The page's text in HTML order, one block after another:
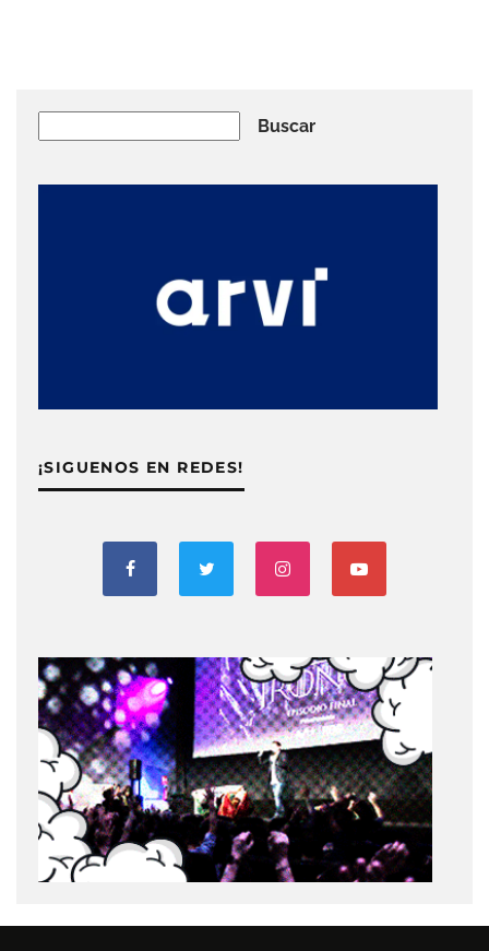
Buscar
¡SIGUENOS EN REDES!